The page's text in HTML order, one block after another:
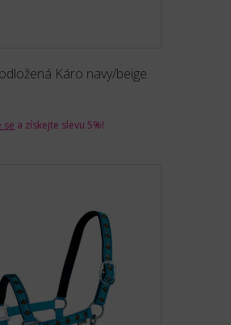
Káro navy/beige
se a získejte slevu 5%!